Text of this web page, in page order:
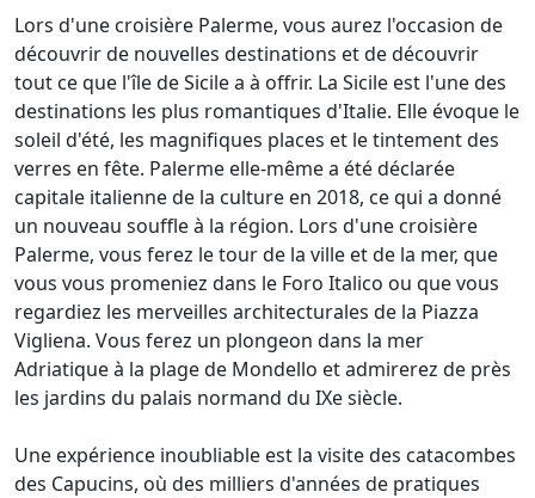
Lors d'une croisière Palerme, vous aurez l'occasion de
découvrir de nouvelles destinations et de découvrir
tout ce que l'île de Sicile a à offrir. La Sicile est l'une des
destinations les plus romantiques d'Italie. Elle évoque le
soleil d'été, les magnifiques places et le tintement des
verres en fête. Palerme elle-même a été déclarée
capitale italienne de la culture en 2018, ce qui a donné
un nouveau souffle à la région. Lors d'une croisière
Palerme, vous ferez le tour de la ville et de la mer, que
vous vous promeniez dans le Foro Italico ou que vous
regardiez les merveilles architecturales de la Piazza
Vigliena. Vous ferez un plongeon dans la mer
Adriatique à la plage de Mondello et admirerez de près
les jardins du palais normand du IXe siècle.
Une expérience inoubliable est la visite des catacombes
des Capucins, où des milliers d'années de pratiques